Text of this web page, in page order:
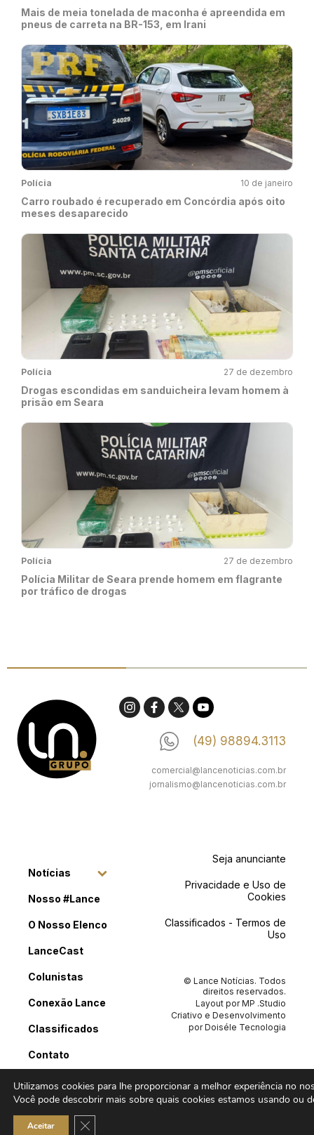
Mais de meia tonelada de maconha é apreendida em
pneus de carreta na BR-153, em Irani
Polícia 10 de janeiro
Carro roubado é recuperado em Concórdia após oito
meses desaparecido
Polícia 27 de dezembro
Drogas escondidas em sanduicheira levam homem à
prisão em Seara
Polícia 27 de dezembro
Polícia Militar de Seara prende homem em flagrante
por tráfico de drogas
(49) 98894.3113
comercial@lancenoticias.com.br
jornalismo@lancenoticias.com.br
Notícias
Nosso #Lance
O Nosso Elenco
LanceCast
Colunistas
Conexão Lance
Classificados
Contato
Seja anunciante
Privacidade e Uso de
Cookies
Classificados - Termos de
Uso
© Lance Notícias. Todos
direitos reservados.
Layout porMP .Studio
Criativo e Desenvolvimento
porDoiséle Tecnologia
Utilizamos cookies para lhe proporcionar a melhor experiência no
Você pode descobrir mais sobre quais cookies estamos usando ou
Aceitar Close GDPR Cookie Banner